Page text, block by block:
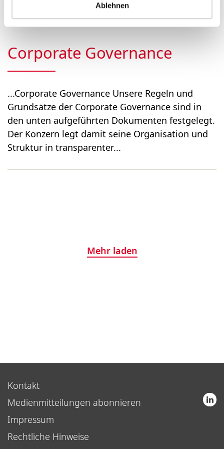
Ablehnen
ordentliche General­versa...
Corporate Governance
...Corporate Governance Unsere Regeln und
Grundsätze der Corporate Governance sind in
den unten aufgeführten Dokumenten festgelegt.
Der Konzern legt damit seine Organisation und
Struktur in transparenter...
Mehr laden
Kontakt
Medienmitteilungen abonnieren
Impressum
Rechtliche Hinweise